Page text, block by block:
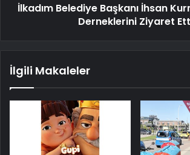
İlkadım Belediye Başkanı İhsan
Derneklerini Ziyaret
İlgili Makaleler